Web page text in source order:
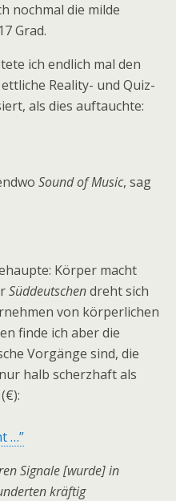
nochmal die milde
Grad.
ich endlich mal den
Reality- und Quiz-
als dies auftauchte:
Sound of Music, sag
Körper macht
Süddeutschendreht sich
von körperlichen
finde ich aber die
Vorgänge sind, die
halb scherzhaft als
…”
Signale [wurde] in
kräftig